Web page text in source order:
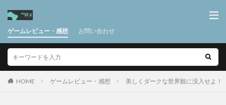
ゲームレビュー・感想 お問い合わせ
HOME ゲームレビュー・感想 美しくダークな世界観に没入せよ！